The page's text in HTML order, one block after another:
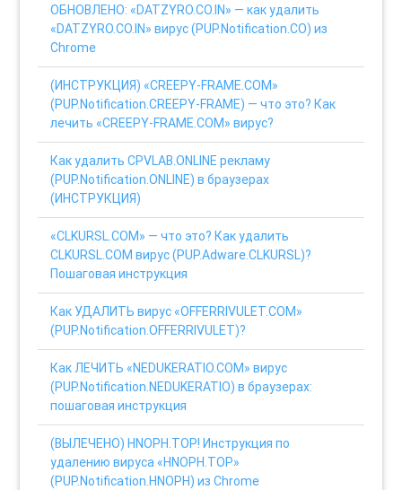
ОБНОВЛЕНО: «DATZYRO.CO.IN» — как удалить
«DATZYRO.CO.IN» вирус (PUP.Notification.CO) из
Chrome
(ИНСТРУКЦИЯ) «CREEPY-FRAME.COM»
(PUP.Notification.CREEPY-FRAME) — что это? Как
лечить «CREEPY-FRAME.COM» вирус?
Как удалить CPVLAB.ONLINE рекламу
(PUP.Notification.ONLINE) в браузерах
(ИНСТРУКЦИЯ)
«CLKURSL.COM» — что это? Как удалить
CLKURSL.COM вирус (PUP.Adware.CLKURSL)?
Пошаговая инструкция
Как УДАЛИТЬ вирус «OFFERRIVULET.COM»
(PUP.Notification.OFFERRIVULET)?
Как ЛЕЧИТЬ «NEDUKERATIO.COM» вирус
(PUP.Notification.NEDUKERATIO) в браузерах:
пошаговая инструкция
(ВЫЛЕЧЕНО) HNOPH.TOP! Инструкция по
удалению вируса «HNOPH.TOP»
(PUP.Notification.HNOPH) из Chrome